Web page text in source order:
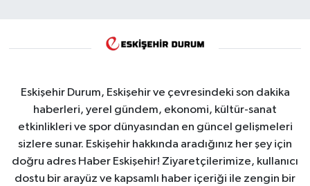
Eskişehir Durum, Eskişehir ve çevresindeki son dakika
haberleri, yerel gündem, ekonomi, kültür-sanat
etkinlikleri ve spor dünyasından en güncel gelişmeleri
sizlere sunar. Eskişehir hakkında aradığınız her şey için
doğru adres Haber Eskişehir! Ziyaretçilerimize, kullanıcı
dostu bir arayüz ve kapsamlı haber içeriği ile zengin bir